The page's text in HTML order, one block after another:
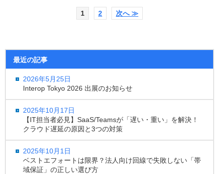
1 2 次へ ≫
最近の記事
2026年5月25日
Interop Tokyo 2026 出展のお知らせ
2025年10月17日
【IT担当者必見】SaaS/Teamsが「遅い・重い」を解決！
クラウド遅延の原因と3つの対策
2025年10月1日
ベストエフォートは限界？法人向け回線で失敗しない「帯
域保証」の正しい選び方